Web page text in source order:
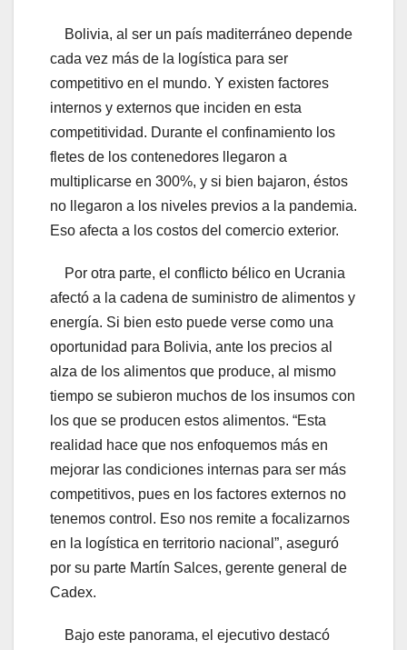
Bolivia, al ser un país maditerráneo depende
cada vez más de la logística para ser
competitivo en el mundo. Y existen factores
internos y externos que inciden en esta
competitividad. Durante el confinamiento los
fletes de los contenedores llegaron a
multiplicarse en 300%, y si bien bajaron, éstos
no llegaron a los niveles previos a la pandemia.
Eso afecta a los costos del comercio exterior.
Por otra parte, el conflicto bélico en Ucrania
afectó a la cadena de suministro de alimentos y
energía. Si bien esto puede verse como una
oportunidad para Bolivia, ante los precios al
alza de los alimentos que produce, al mismo
tiempo se subieron muchos de los insumos con
los que se producen estos alimentos. “Esta
realidad hace que nos enfoquemos más en
mejorar las condiciones internas para ser más
competitivos, pues en los factores externos no
tenemos control. Eso nos remite a focalizarnos
en la logística en territorio nacional”, aseguró
por su parte Martín Salces, gerente general de
Cadex.
Bajo este panorama, el ejecutivo destacó